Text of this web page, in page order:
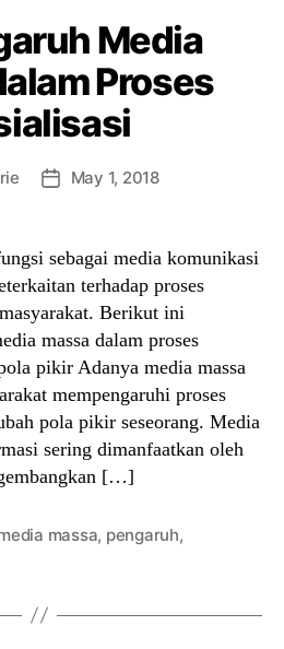
Media
Proses
PostMay 1, 2018
sebagai media komunikasi
terhadap proses
Berikut ini
massa dalam proses
pikir Adanya media massa
mempengaruhi proses
pola pikir seseorang. Media
sering dimanfaatkan oleh
[…]
massa, pengaruh,